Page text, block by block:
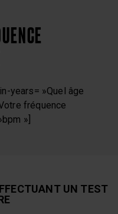
years= »Quel âge
fréquence
»]
UN TEST